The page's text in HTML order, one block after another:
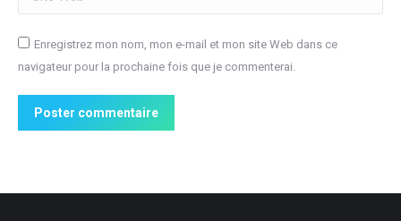
Enregistrez mon nom, mon e-mail et mon site Web dans ce
navigateur pour la prochaine fois que je commenterai.
Poster commentaire